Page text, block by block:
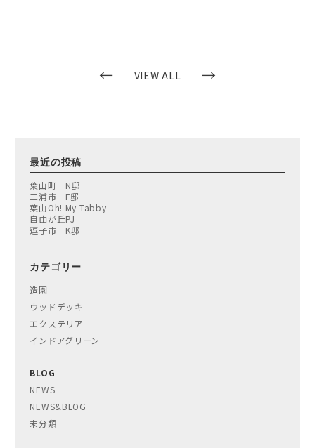
← VIEW ALL →
最近の投稿
葉山町 N邸
三浦市 F邸
葉山Oh! My Tabby
自由が丘PJ
逗子市 K邸
カテゴリー
造園
ウッドデッキ
エクステリア
インドアグリーン
BLOG
NEWS
NEWS&BLOG
未分類